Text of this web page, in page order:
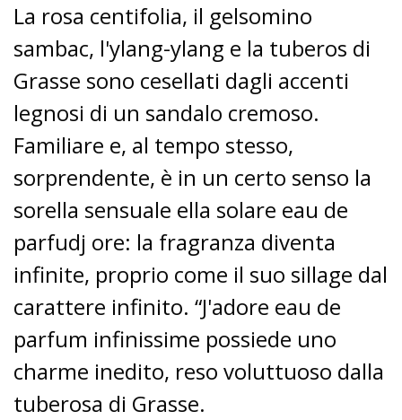
La rosa centifolia, il gelsomino
sambac, l'ylang-ylang e la tuberos di
Grasse sono cesellati dagli accenti
legnosi di un sandalo cremoso.
Familiare e, al tempo stesso,
sorprendente, è in un certo senso la
sorella sensuale ella solare eau de
parfudj ore: la fragranza diventa
infinite, proprio come il suo sillage dal
carattere infinito. “J'adore eau de
parfum infinissime possiede uno
charme inedito, reso voluttuoso dalla
tuberosa di Grasse.